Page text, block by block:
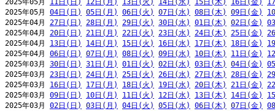
2025年05月 11日(日) 12日(月) 13日(火) 14日(水) 15日(木) 16日(金)
2025年05月 04日(日) 05日(月) 06日(火) 07日(水) 08日(木) 09日(金)
2025年04月 27日(日) 28日(月) 29日(火) 30日(水) 01日(木) 02日(金)
2025年04月 20日(日) 21日(月) 22日(火) 23日(水) 24日(木) 25日(金)
2025年04月 13日(日) 14日(月) 15日(火) 16日(水) 17日(木) 18日(金)
2025年04月 06日(日) 07日(月) 08日(火) 09日(水) 10日(木) 11日(金)
2025年03月 30日(日) 31日(月) 01日(火) 02日(水) 03日(木) 04日(金)
2025年03月 23日(日) 24日(月) 25日(火) 26日(水) 27日(木) 28日(金)
2025年03月 16日(日) 17日(月) 18日(火) 19日(水) 20日(木) 21日(金)
2025年03月 09日(日) 10日(月) 11日(火) 12日(水) 13日(木) 14日(金)
2025年03月 02日(日) 03日(月) 04日(火) 05日(水) 06日(木) 07日(金)